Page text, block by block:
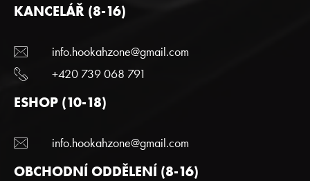
KANCELÁŘ (8-16)
info.hookahzone@gmail.com
+420 739 068 791
ESHOP (10-18)
info.hookahzone@gmail.com
OBCHODNÍ ODDĚLENÍ (8-16)